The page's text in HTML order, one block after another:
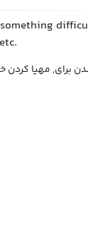
برای, مهیا کردن